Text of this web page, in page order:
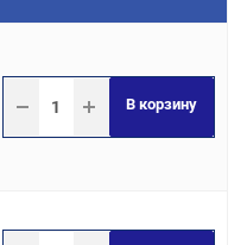
В корзину